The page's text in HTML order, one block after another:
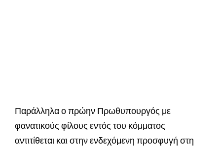
Παράλληλα ο πρώην Πρωθυπουργός με
φανατικούς φίλους εντός του κόμματος
αντιτίθεται και στην ενδεχόμενη προσφυγή στη